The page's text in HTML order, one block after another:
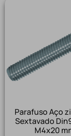
Parafuso Aço
Sextavado
M4x20